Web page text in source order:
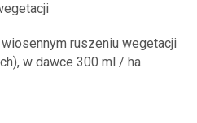
ruszeniu wegetacji
w dawce 300 ml / ha.